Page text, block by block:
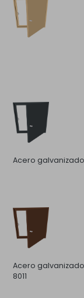
Acero galvanizado
Acero
8011